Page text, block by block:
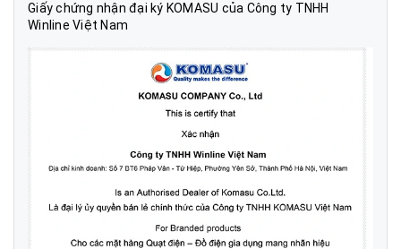
Giấy chứng nhận đại ký KOMASU của Công ty TNHH
Winline Việt Nam